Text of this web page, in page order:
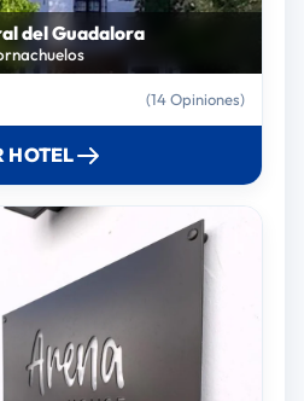
del Guadalora
(14 Opiniones)
HOTEL